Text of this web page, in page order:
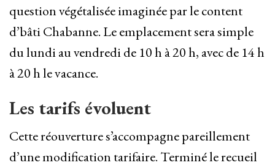
question végétalisée imaginée par le content
d’bâti Chabanne. Le emplacement sera simple
du lundi au vendredi de 10 h à 20 h, avec de 14 h
à 20 h le vacance.
Les tarifs évoluent
Cette réouverture s’accompagne pareillement
d’une modification tarifaire. Terminé le recueil